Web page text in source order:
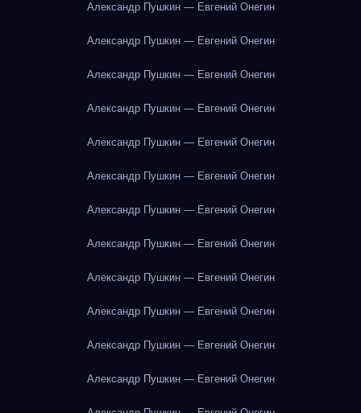
Александр Пушкин — Евгений Онегин
Александр Пушкин — Евгений Онегин
Александр Пушкин — Евгений Онегин
Александр Пушкин — Евгений Онегин
Александр Пушкин — Евгений Онегин
Александр Пушкин — Евгений Онегин
Александр Пушкин — Евгений Онегин
Александр Пушкин — Евгений Онегин
Александр Пушкин — Евгений Онегин
Александр Пушкин — Евгений Онегин
Александр Пушкин — Евгений Онегин
Александр Пушкин — Евгений Онегин